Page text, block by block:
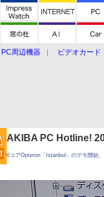
PC周辺機器
ビデオカード
AKIBA PC Hotline!
6コアOpteron「Istanbul」のデモ開始